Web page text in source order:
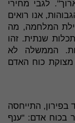
לגבי מחירי
אנו רואים
בכ-6% מאז תחילת המלחמה, מה
של יותר מ-10% בהסתכלות שנתית. זהו
הממשלה לא
כוח האדם
התייחסה
בכוח אדם: "ענף